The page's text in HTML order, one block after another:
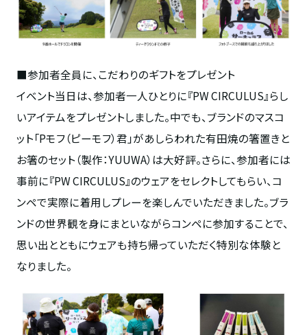
■参加者全員に、こだわりのギフトをプレゼント
イベント当日は、参加者一人ひとりに『PW CIRCULUS』らし
いアイテムをプレゼントしました。中でも、ブランドのマスコ
ット「Pモフ（ピーモフ）君」があしらわれた有田焼の箸置きと
お箸のセット（製作：YUUWA）は大好評。さらに、参加者には
事前に『PW CIRCULUS』のウェアをセレクトしてもらい、コ
ンペで実際に着用しプレーを楽しんでいただきました。ブラ
ンドの世界観を身にまといながらコンペに参加することで、
思い出とともにウェアも持ち帰っていただく特別な体験と
なりました。